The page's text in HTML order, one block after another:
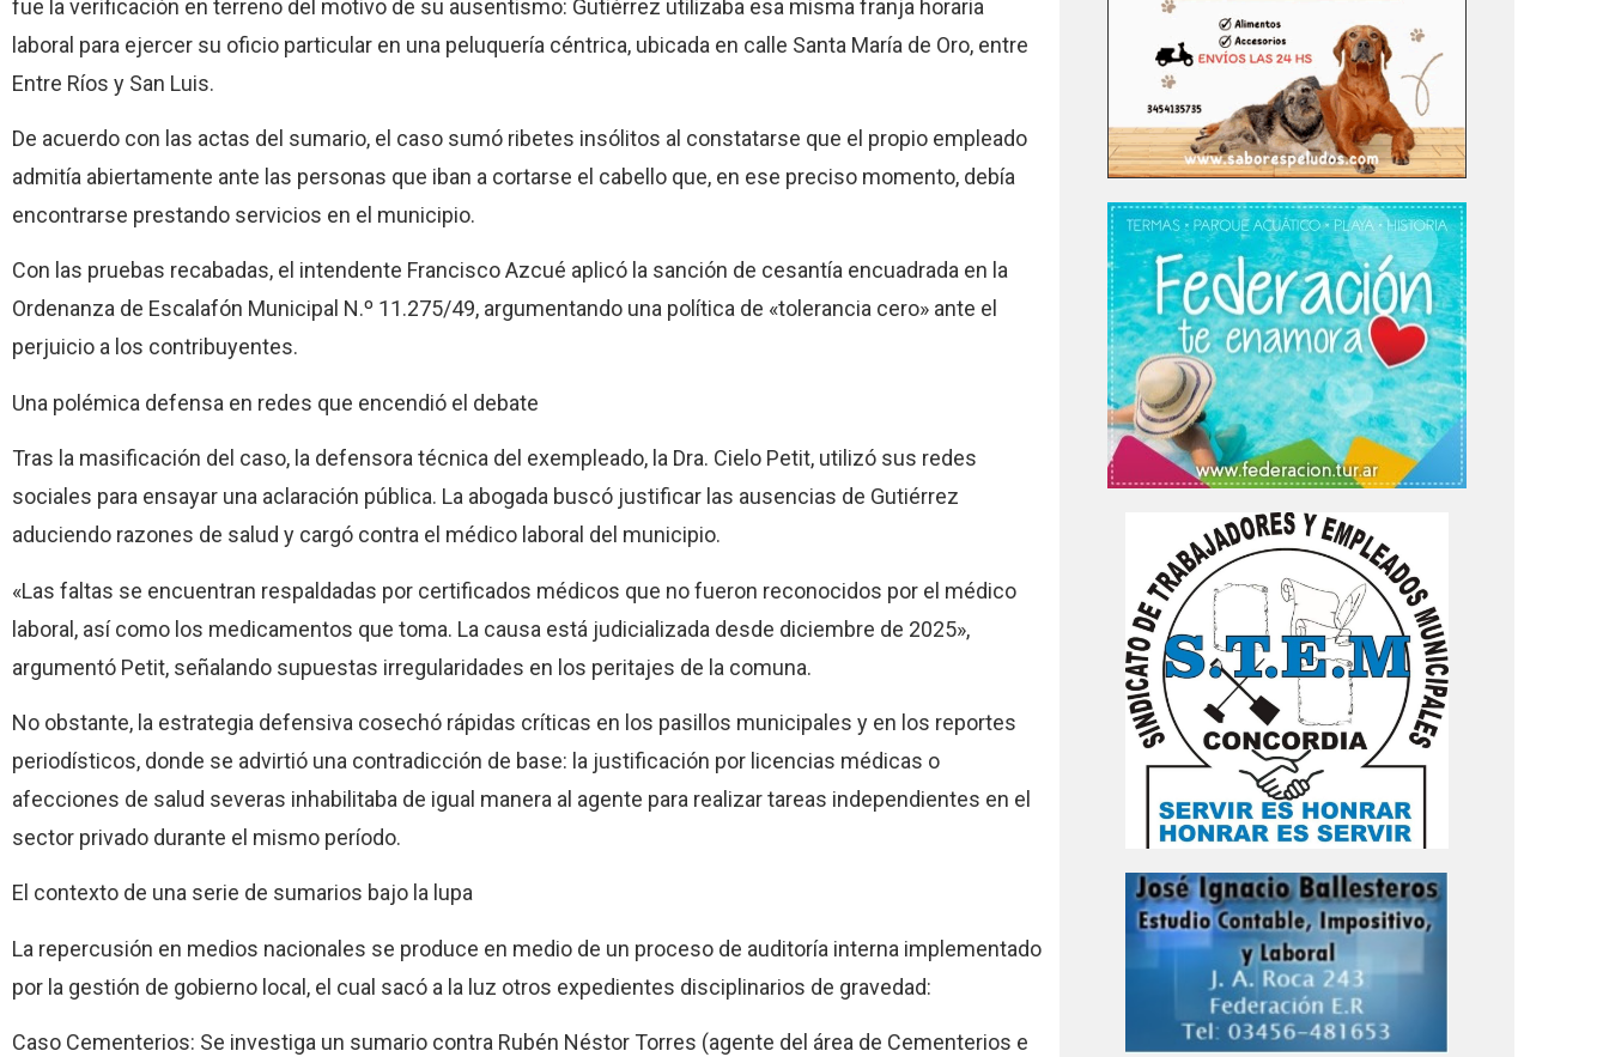
fue la verificación en terreno del motivo de su ausentismo: Gutiérrez utilizaba esa misma franja horaria
laboral para ejercer su oficio particular en una peluquería céntrica, ubicada en calle Santa María de Oro, entre
Entre Ríos y San Luis.
De acuerdo con las actas del sumario, el caso sumó ribetes insólitos al constatarse que el propio empleado
admitía abiertamente ante las personas que iban a cortarse el cabello que, en ese preciso momento, debía
encontrarse prestando servicios en el municipio.
Con las pruebas recabadas, el intendente Francisco Azcué aplicó la sanción de cesantía encuadrada en la
Ordenanza de Escalafón Municipal N.º 11.275/49, argumentando una política de «tolerancia cero» ante el
perjuicio a los contribuyentes.
Una polémica defensa en redes que encendió el debate
Tras la masificación del caso, la defensora técnica del exempleado, la Dra. Cielo Petit, utilizó sus redes
sociales para ensayar una aclaración pública. La abogada buscó justificar las ausencias de Gutiérrez
aduciendo razones de salud y cargó contra el médico laboral del municipio.
«Las faltas se encuentran respaldadas por certificados médicos que no fueron reconocidos por el médico
laboral, así como los medicamentos que toma. La causa está judicializada desde diciembre de 2025»,
argumentó Petit, señalando supuestas irregularidades en los peritajes de la comuna.
No obstante, la estrategia defensiva cosechó rápidas críticas en los pasillos municipales y en los reportes
periodísticos, donde se advirtió una contradicción de base: la justificación por licencias médicas o
afecciones de salud severas inhabilitaba de igual manera al agente para realizar tareas independientes en el
sector privado durante el mismo período.
El contexto de una serie de sumarios bajo la lupa
La repercusión en medios nacionales se produce en medio de un proceso de auditoría interna implementado
por la gestión de gobierno local, el cual sacó a la luz otros expedientes disciplinarios de gravedad:
Caso Cementerios: Se investiga un sumario contra Rubén Néstor Torres (agente del área de Cementerios e